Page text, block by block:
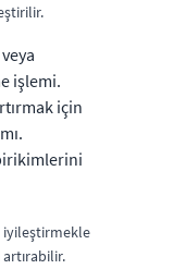
işlemi.
için
iyileştirmekle